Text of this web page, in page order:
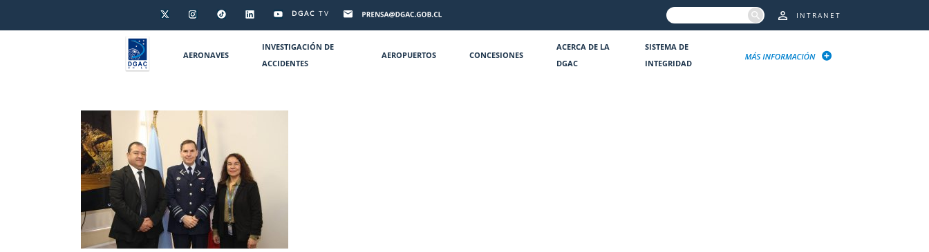
DGAC TV INTRANET
AERONAVES
INVESTIGACIÓN DE
ACCIDENTES
AEROPUERTOS CONCESIONES
ACERCA DE LA
DGAC
SISTEMA DE
INTEGRIDAD